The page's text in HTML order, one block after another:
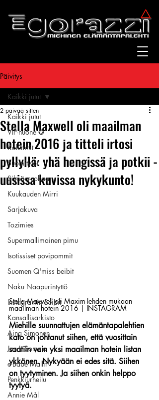
Päivitys
Kaikki jutut
VIP-huone ✪
Kolumnit
Suomitytöt
Silmänruokaa
Kuukauden Mirri
Sarjakuva
Tozimies
Supermallimainen pimu
Isotissiset povipommit
Suomen Q'miss beibit
Naku Naapurintyttö
Instagramin Beibit
Kansallisarkisto
Aina Simonen
Jan I. Somela
e-Babe Mallit
Penkkiurheilu
Annie Mål
Kaikki jutut
Stella Maxwell oli maailman
hotein 2016 ja titteli irtosi
pyllyllä: yhä hengissä ja potkii -
uusissa kuvissa nykykunto!
2 päivää sitten
Stella Maxwell oli Maxim-lehden mukaan
maailman hotein 2016 | INSTAGRAM
Miehille suunnattujen elämäntapalehtien
kato on johtanut siihen, että vuosittain
saatiin vain yksi maailman hotein listan
ykkönen. Nykyään ei edes sitä. Siihen
on tyytyminen. Ja siihen onkin helppo
tyytyä.